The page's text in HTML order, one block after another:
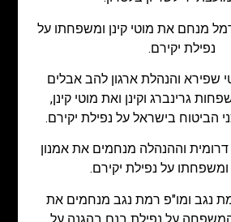
מנחם את מוטי קינן ומשפחתו על
נפילת יקירם.
שפירא והנהלת ארגון להב אבלים
גרינברג וקינן ואת מוטי קינן,
הביטוח בישראל על נפילת יקירם.
וההנהלה מנחמים את אמנון
ומשפחתו על נפילת יקירם.
נגב ומו"פ רמת נגב מנחמים את